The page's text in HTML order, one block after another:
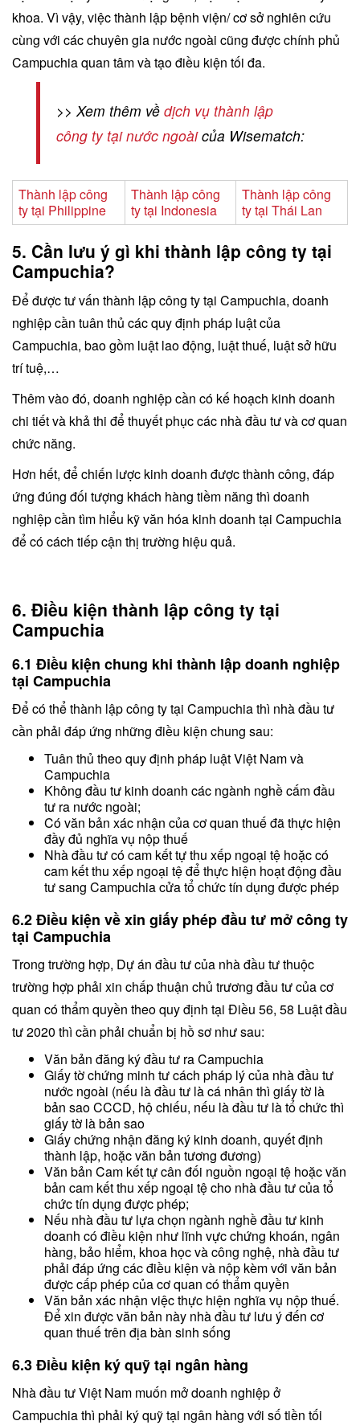
khoa. Vì vậy, việc thành lập bệnh viện/ cơ sở nghiên cứu
cùng với các chuyên gia nước ngoài cũng được chính phủ
Campuchia quan tâm và tạo điều kiện tối đa.
>> Xem thêm về dịch vụ thành lập
công ty tại nước ngoàicủa Wisematch:
Thành lập công
ty tại Philippine
Thành lập công
ty tại Indonesia
Thành lập công
ty tại Thái Lan
5. Cần lưu ý gì khi thành lập công ty tại
Campuchia?
Để được tư vấn thành lập công ty tại Campuchia, doanh
nghiệp cần tuân thủ các quy định pháp luật của
Campuchia, bao gồm luật lao động, luật thuế, luật sở hữu
trí tuệ,…
Thêm vào đó, doanh nghiệp cần có kế hoạch kinh doanh
chi tiết và khả thi để thuyết phục các nhà đầu tư và cơ quan
chức năng.
Hơn hết, để chiến lược kinh doanh được thành công, đáp
ứng đúng đối tượng khách hàng tiềm năng thì doanh
nghiệp cần tìm hiểu kỹ văn hóa kinh doanh tại Campuchia
để có cách tiếp cận thị trường hiệu quả.
6. Điều kiện thành lập công ty tại
Campuchia
6.1 Điều kiện chung khi thành lập doanh nghiệp
tại Campuchia
Để có thể thành lập công ty tại Campuchia thì nhà đầu tư
cần phải đáp ứng những điều kiện chung sau:
Tuân thủ theo quy định pháp luật Việt Nam và
Campuchia
Không đầu tư kinh doanh các ngành nghề cấm đầu
tư ra nước ngoài;
Có văn bản xác nhận của cơ quan thuế đã thực hiện
đầy đủ nghĩa vụ nộp thuế
Nhà đầu tư có cam kết tự thu xếp ngoại tệ hoặc có
cam kết thu xếp ngoại tệ để thực hiện hoạt động đầu
tư sang Campuchia cửa tổ chức tín dụng được phép
6.2 Điều kiện về xin giấy phép đầu tư mở công ty
tại Campuchia
Trong trường hợp, Dự án đầu tư của nhà đầu tư thuộc
trường hợp phải xin chấp thuận chủ trương đầu tư của cơ
quan có thẩm quyền theo quy định tại Điều 56, 58 Luật đầu
tư 2020 thì cần phải chuẩn bị hồ sơ như sau:
Văn bản đăng ký đầu tư ra Campuchia
Giấy tờ chứng minh tư cách pháp lý của nhà đầu tư
nước ngoài (nếu là đầu tư là cá nhân thì giấy tờ là
bản sao CCCD, hộ chiếu, nếu là đầu tư là tổ chức thì
giấy tờ là bản sao
Giấy chứng nhận đăng ký kinh doanh, quyết định
thành lập, hoặc văn bản tương đương)
Văn bản Cam kết tự cân đối nguồn ngoại tệ hoặc văn
bản cam kết thu xếp ngoại tệ cho nhà đầu tư của tổ
chức tín dụng được phép;
Nếu nhà đầu tư lựa chọn ngành nghề đầu tư kinh
doanh có điều kiện như lĩnh vực chứng khoán, ngân
hàng, bảo hiểm, khoa học và công nghệ, nhà đầu tư
phải đáp ứng các điều kiện và nộp kèm với văn bản
được cấp phép của cơ quan có thẩm quyền
Văn bản xác nhận việc thực hiện nghĩa vụ nộp thuế.
Để xin được văn bản này nhà đầu tư lưu ý đến cơ
quan thuế trên địa bàn sinh sống
6.3 Điều kiện ký quỹ tại ngân hàng
Nhà đầu tư Việt Nam muốn mở doanh nghiệp ở
Campuchia thì phải ký quỹ tại ngân hàng với số tiền tối